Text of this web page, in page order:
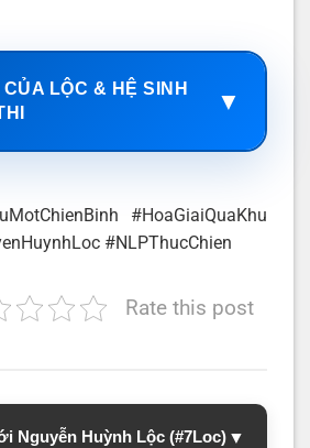
LỘC & HỆ SINH
▼
#HoaGiaiQuaKhu
#NLPThucChien
Rate this post
Nguyễn Huỳnh Lộc (#7Loc) ▼